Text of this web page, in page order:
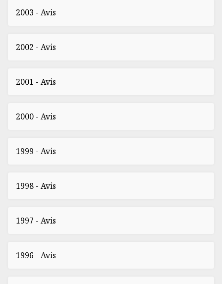
2003 - Avis
2002 - Avis
2001 - Avis
2000 - Avis
1999 - Avis
1998 - Avis
1997 - Avis
1996 - Avis